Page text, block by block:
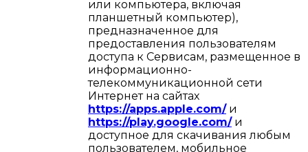
или компьютера, включая
планшетный компьютер),
предназначенное для
предоставления пользователям
доступа к Сервисам, размещенное в
информационно-
телекоммуникационной сети
Интернет на сайтах
https://apps.apple.com/и
https://play.google.com/и
доступное для скачивания любым
пользователем, мобильное